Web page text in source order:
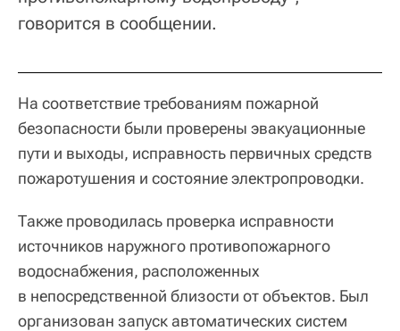
говорится в сообщении.
На соответствие требованиям пожарной
безопасности были проверены эвакуационные
пути и выходы, исправность первичных средств
пожаротушения и состояние электропроводки.
Также проводилась проверка исправности
источников наружного противопожарного
водоснабжения, расположенных
в непосредственной близости от объектов. Был
организован запуск автоматических систем